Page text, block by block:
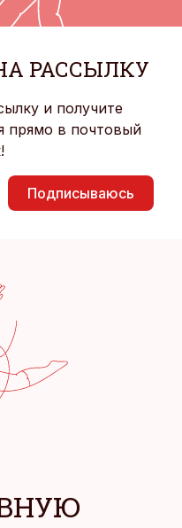
РАССЫЛКУ
и получите
прямо в почтовый
Подписываюсь